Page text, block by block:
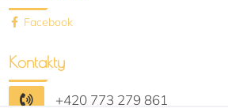
Facebook
Kontakty
+420 773 279 861